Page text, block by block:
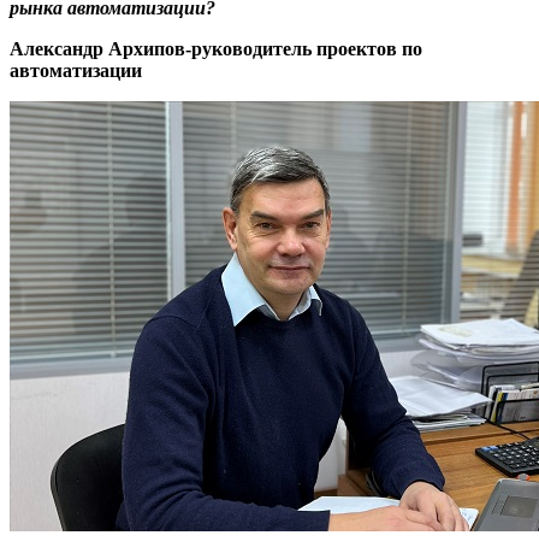
рынка автоматизации?
Александр Архипов-руководитель проектов по
автоматизации